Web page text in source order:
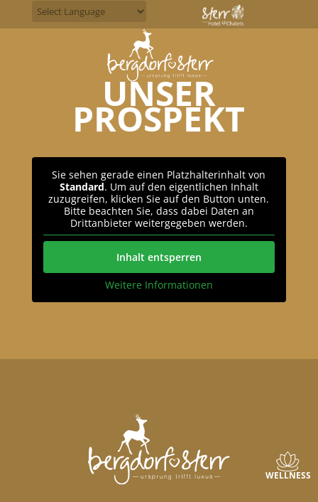
WELLNESS
UNSER
PROSPEKT
Sie sehen gerade einen Platzhalterinhalt von
Standard. Um auf den eigentlichen Inhalt
zuzugreifen, klicken Sie auf den Button unten.
Bitte beachten Sie, dass dabei Daten an
Drittanbieter weitergegeben werden.
Inhalt entsperren
Weitere Informationen